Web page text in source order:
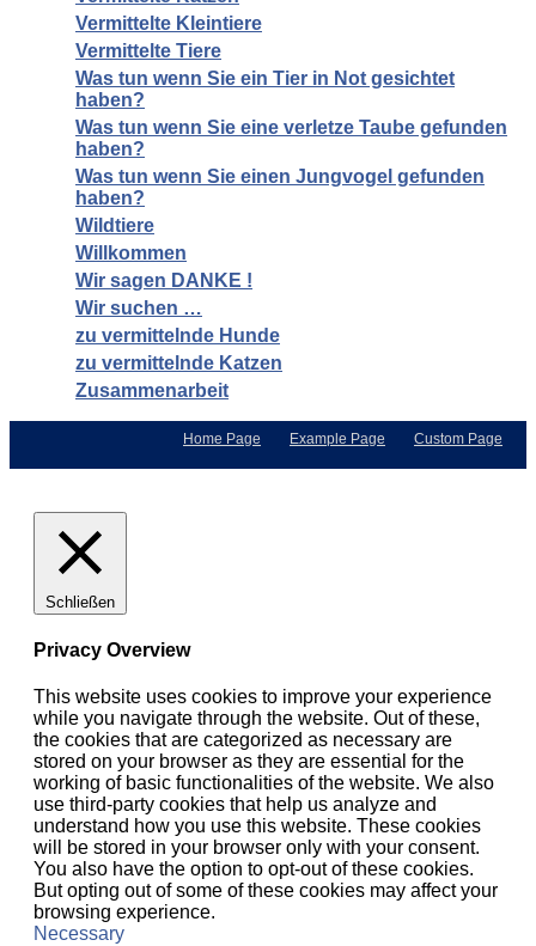
Vermittelte Kleintiere
Vermittelte Tiere
Was tun wenn Sie ein Tier in Not gesichtet
haben?
Was tun wenn Sie eine verletze Taube gefunden
haben?
Was tun wenn Sie einen Jungvogel gefunden
haben?
Wildtiere
Willkommen
Wir sagen DANKE !
Wir suchen …
zu vermittelnde Hunde
zu vermittelnde Katzen
Zusammenarbeit
Home Page Example Page Custom Page
Schließen
Privacy Overview
This website uses cookies to improve your experience
while you navigate through the website. Out of these,
the cookies that are categorized as necessary are
stored on your browser as they are essential for the
working of basic functionalities of the website. We also
use third-party cookies that help us analyze and
understand how you use this website. These cookies
will be stored in your browser only with your consent.
You also have the option to opt-out of these cookies.
But opting out of some of these cookies may affect your
browsing experience.
Necessary